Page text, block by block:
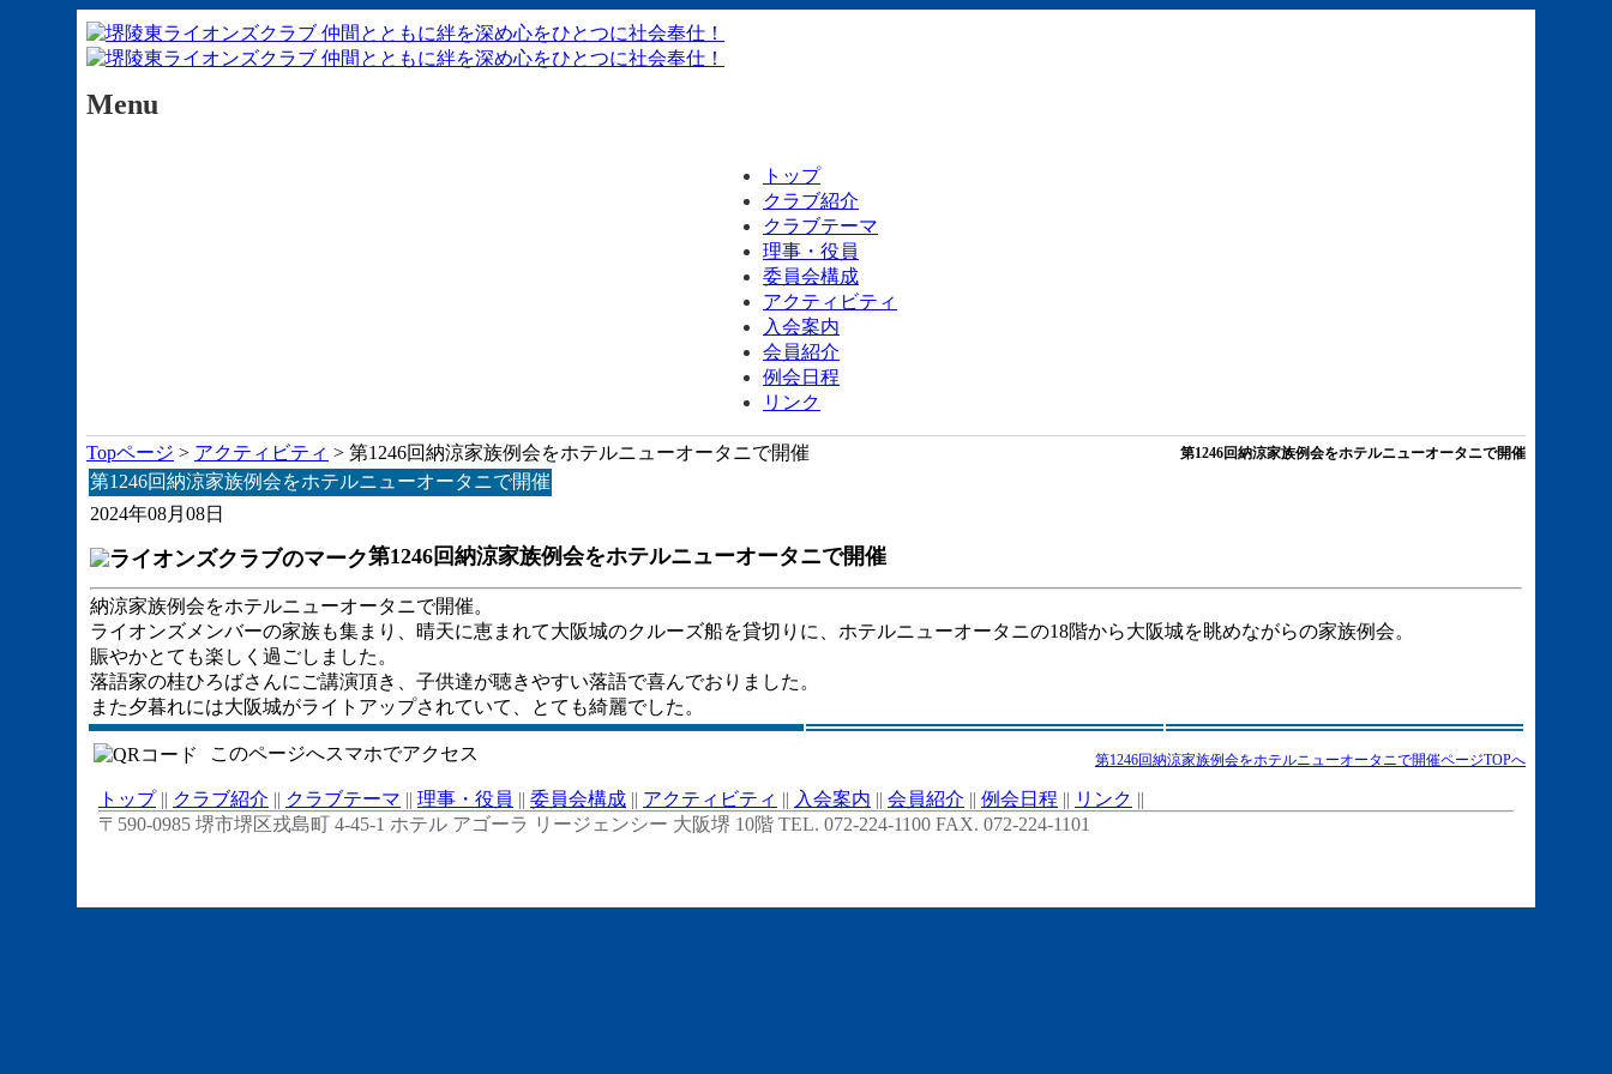
Menu
トップ
クラブ紹介
クラブテーマ
理事・役員
委員会構成
アクティビティ
入会案内
会員紹介
例会日程
リンク
Topページ > アクティビティ > 第1246回納涼家族例会をホテルニューオータニで開催 第1246回納涼家族例会をホテルニューオータニで開催
第1246回納涼家族例会をホテルニューオータニで開催
2024年08月08日
第1246回納涼家族例会をホテルニューオータニで開催
納涼家族例会をホテルニューオータニで開催。
ライオンズメンバーの家族も集まり、晴天に恵まれて大阪城のクルーズ船を貸切りに、ホテルニューオータニの18階から大阪城を眺めながらの家族例会。
賑やかとても楽しく過ごしました。
落語家の桂ひろばさんにご講演頂き、子供達が聴きやすい落語で喜んでおりました。
また夕暮れには大阪城がライトアップされていて、とても綺麗でした。
このページへスマホでアクセス 第1246回納涼家族例会をホテルニューオータニで開催ページTOPへ
トップ|| クラブ紹介 || クラブテーマ || 理事・役員 || 委員会構成 || アクティビティ || 入会案内 || 会員紹介 || 例会日程 || リンク ||
〒590-0985 堺市堺区戎島町 4-45-1 ホテル アゴーラ リージェンシー 大阪堺 10階 TEL. 072-224-1100 FAX. 072-224-1101